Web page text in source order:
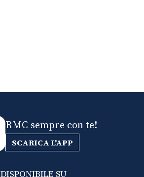
RMC sempre con te!
SCARICA L'APP
DISPONIBILE SU